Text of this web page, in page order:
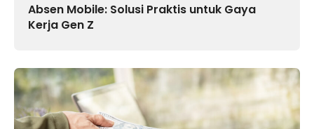
Absen Mobile: Solusi Praktis untuk Gaya
Kerja Gen Z